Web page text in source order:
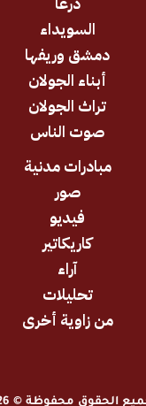
وريفها
الجولان
الجولان
الناس
مدنية
أخرى
© 2026